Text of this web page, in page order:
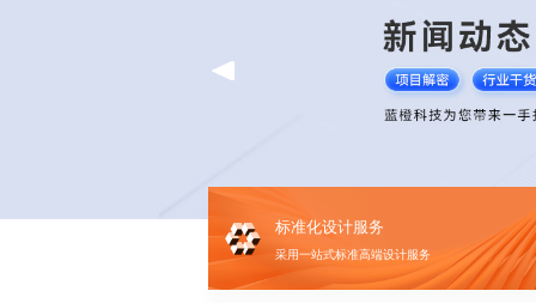
标准化设计服务
采用一站式标准高端设计服务